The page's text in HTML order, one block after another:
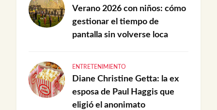
Verano 2026 con niños: cómo
gestionar el tiempo de
pantalla sin volverse loca
ENTRETENIMIENTO
Diane Christine Getta: la ex
esposa de Paul Haggis que
eligió el anonimato